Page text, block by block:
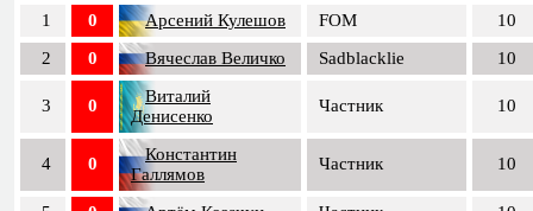
1 0 Арсений Кулешов FOM
10
2
0 Вячеслав Величко Sadblacklie 10
3 0
Виталий
Денисенко
Частник 10
4 0
Константин
Галлямов
Частник 10